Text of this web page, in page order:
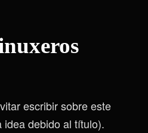
escribir sobre este
debido al título).